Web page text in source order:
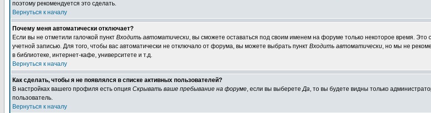
поэтому рекомендуется это сделать.
Вернуться к началу
Почему меня автоматически отключает?
Если вы не отметили галочкой пункт Входить автоматически, вы сможете оставаться под своим именем на форуме только некоторое время. Это
учетной записью. Для того, чтобы вас автоматически не отключало от форума, вы можете выбрать пункт Входить автоматически, но мы не
в библиотеке, интернет-кафе, университете и т.д.
Вернуться к началу
Как сделать, чтобы я не появлялся в списке активных пользователей?
В настройках вашего профиля есть опция Скрывать ваше пребывание на форуме, если вы выберетеДа, то вы будете видны только
пользователь.
Вернуться к началу